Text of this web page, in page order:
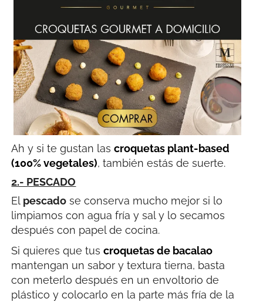
Ah y si te gustan lascroquetas plant-based
(100% vegetales), también estás de suerte.
2.- PESCADO
El pescado se conserva mucho mejor si lo
limpiamos con agua fría y sal y lo secamos
después con papel de cocina.
Si quieres que tuscroquetas de bacalao
mantengan un sabor y textura tierna, basta
con meterlo después en un envoltorio de
plástico y colocarlo en la parte más fría de la